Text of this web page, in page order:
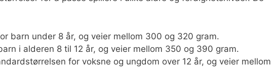
barn under 8 år, og veier mellom 300 og 320 gram.
i alderen 8 til 12 år, og veier mellom 350 og 390 gram.
for voksne og ungdom over 12 år, og veier mellom